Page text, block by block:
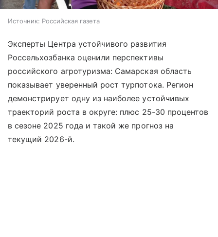
Источник: Российская газета
Эксперты Центра устойчивого развития
Россельхозбанка оценили перспективы
российского агротуризма: Самарская область
показывает уверенный рост турпотока. Регион
демонстрирует одну из наиболее устойчивых
траекторий роста в округе: плюс 25-30 процентов
в сезоне 2025 года и такой же прогноз на
текущий 2026-й.